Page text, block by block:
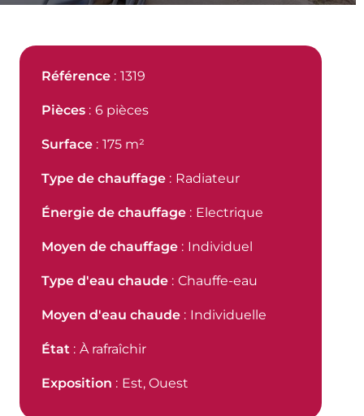
Référence 1319
Pièces 6 pièces
Surface 175 m²
Type de chauffage Radiateur
Énergie de chauffage Electrique
Moyen de chauffage Individuel
Type d'eau chaude Chauffe-eau
Moyen d'eau chaude Individuelle
État À rafraîchir
Exposition Est, Ouest